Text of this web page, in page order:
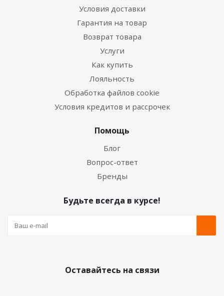
Условия доставки
Гарантия на товар
Возврат товара
Услуги
Как купить
Лояльность
Обработка файлов cookie
Условия кредитов и рассрочек
Помощь
Блог
Вопрос-ответ
Бренды
Будьте всегда в курсе!
Оставайтесь на связи